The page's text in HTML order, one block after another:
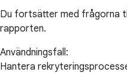
Du fortsätter med frågorna
rapporten.
Användningsfall:
Hantera